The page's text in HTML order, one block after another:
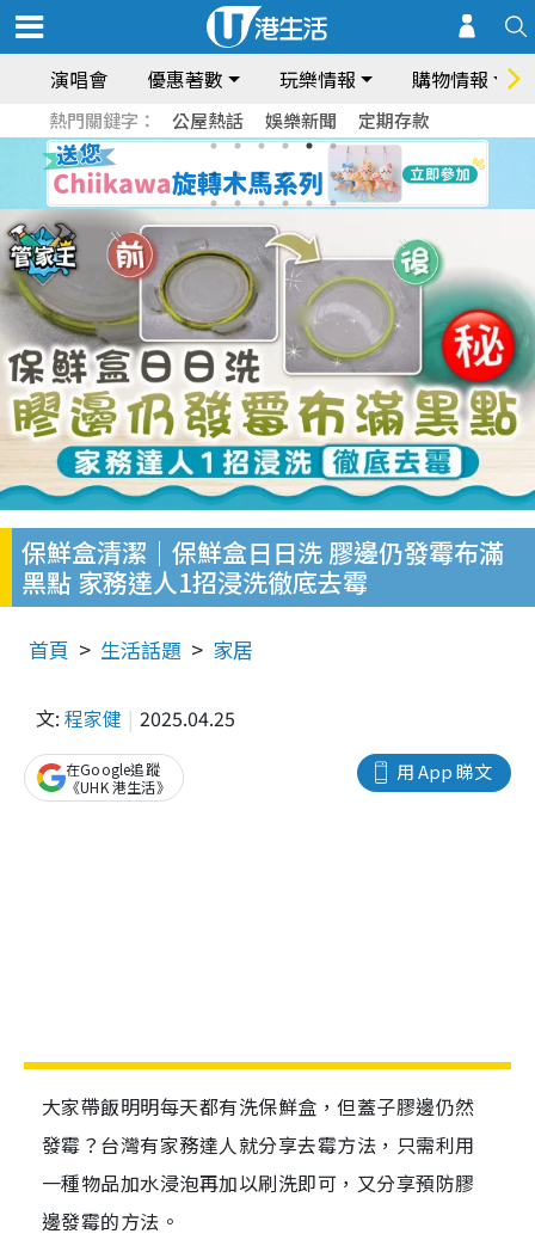
演唱會 優惠著數 玩樂情報 購物情報
熱門關鍵字： 公屋熱話 娛樂新聞 定期存款
保鮮盒清潔｜保鮮盒日日洗 膠邊仍發霉布滿
黑點 家務達人1招浸洗徹底去霉
首頁 生活話題 家居
文: 程家健 2025.04.25
用 App 睇文
在Google追蹤
《UHK 港生活》
大家帶飯明明每天都有洗保鮮盒，但蓋子膠邊仍然
發霉？台灣有家務達人就分享去霉方法，只需利用
一種物品加水浸泡再加以刷洗即可，又分享預防膠
邊發霉的方法。